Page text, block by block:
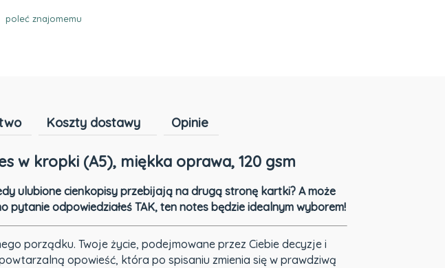
poleć znajomemu
Koszty dostawy
płatności
Opinie
w kropki (A5), miękka oprawa, 120 gsm
ulubione cienkopisy przebijają na drugą stronę kartki? A może
odpowiedziałeś TAK, ten notes będzie idealnym wyborem!
porządku. Twoje życie, podejmowane przez Ciebie decyzje i
opowieść, która po spisaniu zmienia się w prawdziwą